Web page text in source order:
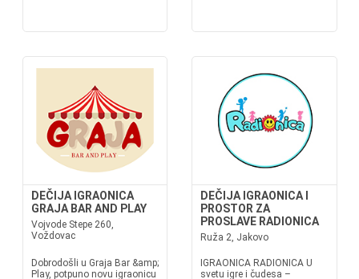
DEČIJA IGRAONICA
GRAJA BAR AND PLAY
Vojvode Stepe 260,
Voždovac
Dobrodošli u Graja Bar &amp;
Play, potpuno novu igraonicu
DEČIJA IGRAONICA I
PROSTOR ZA
PROSLAVE RADIONICA
Ruža 2, Jakovo
IGRAONICA RADIONICA U
svetu igre i čudesa –